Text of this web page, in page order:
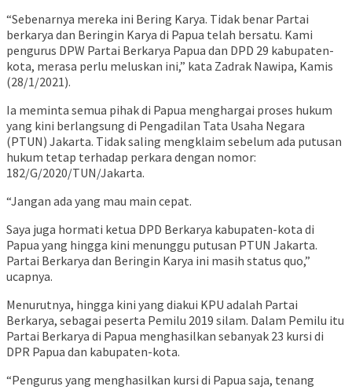
“Sebenarnya mereka ini Bering Karya. Tidak benar Partai
berkarya dan Beringin Karya di Papua telah bersatu. Kami
pengurus DPW Partai Berkarya Papua dan DPD 29 kabupaten-
kota, merasa perlu meluskan ini,” kata Zadrak Nawipa, Kamis
(28/1/2021).
Ia meminta semua pihak di Papua menghargai proses hukum
yang kini berlangsung di Pengadilan Tata Usaha Negara
(PTUN) Jakarta. Tidak saling mengklaim sebelum ada putusan
hukum tetap terhadap perkara dengan nomor:
182/G/2020/TUN/Jakarta.
“Jangan ada yang mau main cepat.
Saya juga hormati ketua DPD Berkarya kabupaten-kota di
Papua yang hingga kini menunggu putusan PTUN Jakarta.
Partai Berkarya dan Beringin Karya ini masih status quo,”
ucapnya.
Menurutnya, hingga kini yang diakui KPU adalah Partai
Berkarya, sebagai peserta Pemilu 2019 silam. Dalam Pemilu itu
Partai Berkarya di Papua menghasilkan sebanyak 23 kursi di
DPR Papua dan kabupaten-kota.
“Pengurus yang menghasilkan kursi di Papua saja, tenang